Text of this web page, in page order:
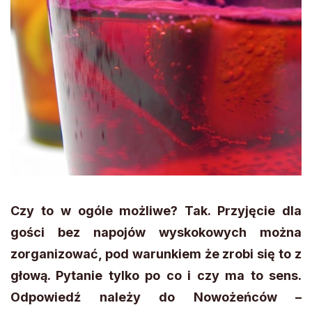
Czy to w ogóle możliwe? Tak. Przyjęcie dla
gości bez napojów wyskokowych można
zorganizować, pod warunkiem że zrobi się to z
głową. Pytanie tylko po co i czy ma to sens.
Odpowiedź należy do Nowożeńców –